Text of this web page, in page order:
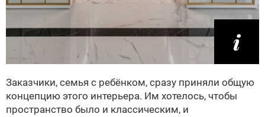
Заказчики, семья с ребёнком, сразу приняли общую
концепцию этого интерьера. Им хотелось, чтобы
пространство было и классическим, и